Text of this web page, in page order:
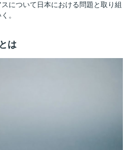
について日本における問題と取り組
。
は